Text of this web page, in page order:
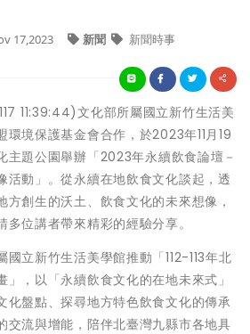
17,2023 新聞 新聞時事
11:39:44)文化部所屬國立新竹生活美
境保護基金會合作，於2023年11月19
主題公園舉辦「2023年永續飲食論壇－
活動」。從永續在地飲食文化談起，透
方創生的沃土、飲食文化的未來想像，
位講者帶來精彩的經驗分享。
立新竹生活美學館推動「112-113年北
，以「永續飲食文化的在地未來式」
化盤點、探尋地方特色飲食文化的傳承
交流與增能，陪伴北臺灣九縣市各地具